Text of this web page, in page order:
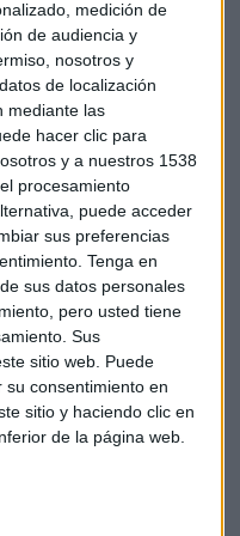
medición de
de audiencia y
nosotros y
de localización
mediante las
hacer clic para
y a nuestros 1538
procesamiento
puede acceder
sus preferencias
Tenga en
sus datos personales
pero usted tiene
Sus
sitio web. Puede
consentimiento en
sitio y haciendo clic en
de la página web.
actividades,
en grupo y
y solidarios para ayudar
había nacido, cruzar
gratificante que
se debe para poder
de ese año debutó en
deun mes saltó de no
.
positivas que decidió
Acudió a realizarse la
menos